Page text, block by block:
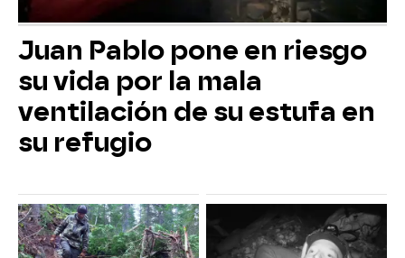
Juan Pablo pone en riesgo
su vida por la mala
ventilación de su estufa en
su refugio